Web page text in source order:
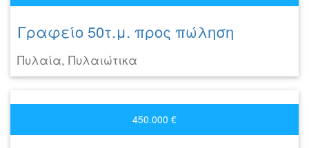
Γραφείο 50τ.μ. προς πώληση
Πυλαία, Πυλαιώτικα
450.000 €